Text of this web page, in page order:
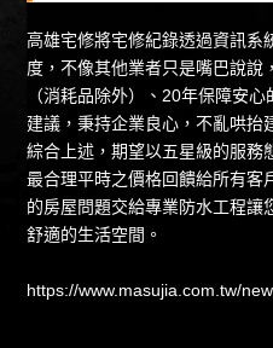
高雄宅修將宅修紀錄透過資訊系
度，不像其他業者只是嘴巴說說
（消耗品除外）、20年保障安
建議，秉持企業良心，不亂哄抬
綜合上述，期望以五星級的服務
最合理平時之價格回饋給所有客
的房屋問題交給專業防水工程讓
舒適的生活空間。
https://www.masujia.com.tw/